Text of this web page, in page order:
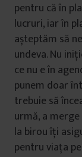
pentru că în
lucruri, iar în
așteptăm să
undeva. Nu
ce nu e în
punem doar
trebuie să
urmă, a
la birou îți
pentru viața